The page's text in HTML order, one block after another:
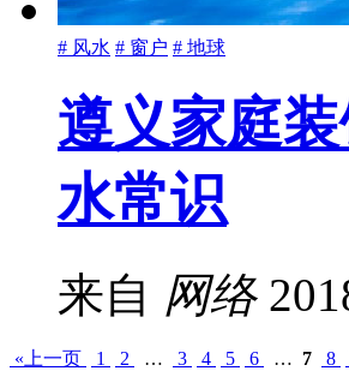
# 风水 # 窗户 # 地球
遵义家庭
水常识
来自 网络
«上一页 1 2 … 3 4 5 6 … 7 8